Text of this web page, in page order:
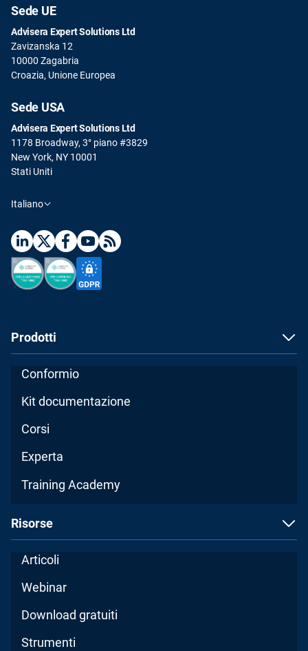
Sede UE
Advisera Expert Solutions Ltd
Zavizanska 12
10000 Zagabria
Croazia, Unione Europea
Sede USA
Advisera Expert Solutions Ltd
1178 Broadway, 3° piano #3829
New York, NY 10001
Stati Uniti
Italiano
Prodotti
Conformio
Kit documentazione
Corsi
Experta
Training Academy
Risorse
Articoli
Webinar
Download gratuiti
Strumenti